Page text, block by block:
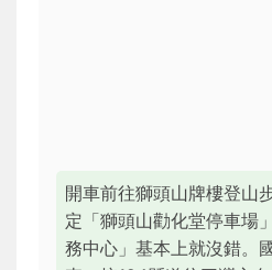
開車前往獅頭山牌樓登山
定「獅頭山勸化堂停車場
務中心」基本上就沒錯。